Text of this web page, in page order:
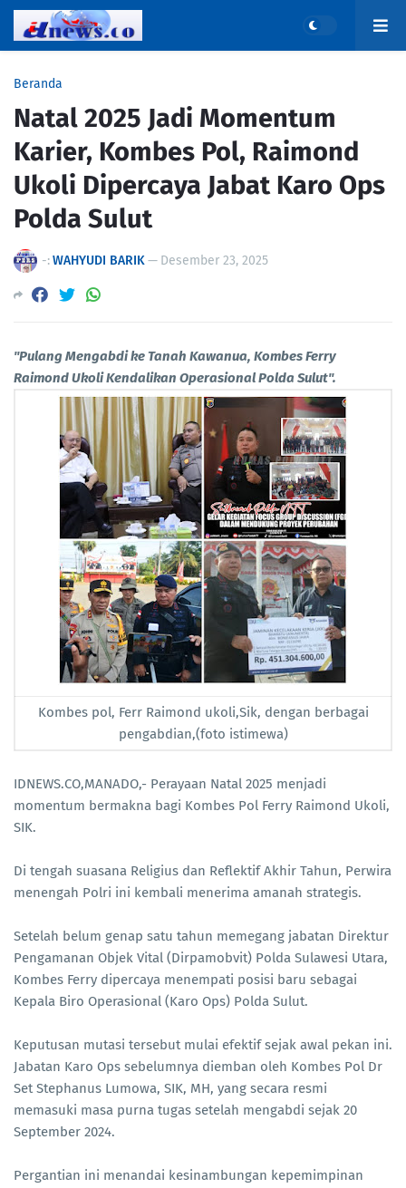
Beranda
Natal 2025 Jadi Momentum
Karier, Kombes Pol, Raimond
Ukoli Dipercaya Jabat Karo Ops
Polda Sulut
-:WAHYUDI BARIK— Desember 23, 2025
"Pulang Mengabdi ke Tanah Kawanua, Kombes Ferry
Raimond Ukoli Kendalikan Operasional Polda Sulut".
Kombes pol, Ferr Raimond ukoli,Sik, dengan berbagai
pengabdian,(foto istimewa)
IDNEWS.CO,MANADO,- Perayaan Natal 2025 menjadi
momentum bermakna bagi Kombes Pol Ferry Raimond Ukoli,
SIK.
Di tengah suasana Religius dan Reflektif Akhir Tahun, Perwira
menengah Polri ini kembali menerima amanah strategis.
Setelah belum genap satu tahun memegang jabatan Direktur
Pengamanan Objek Vital (Dirpamobvit) Polda Sulawesi Utara,
Kombes Ferry dipercaya menempati posisi baru sebagai
Kepala Biro Operasional (Karo Ops) Polda Sulut.
Keputusan mutasi tersebut mulai efektif sejak awal pekan ini.
Jabatan Karo Ops sebelumnya diemban oleh Kombes Pol Dr
Set Stephanus Lumowa, SIK, MH, yang secara resmi
memasuki masa purna tugas setelah mengabdi sejak 20
September 2024.
Pergantian ini menandai kesinambungan kepemimpinan